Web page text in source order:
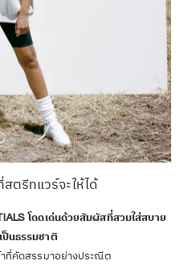
สตรีทแวร์จะให้ได้
โดดเด่นด้วยสัมผัสที่สวมใส่สบาย
ป็นธรรมชาติ
าที่คัดสรรมาอย่างประณีต